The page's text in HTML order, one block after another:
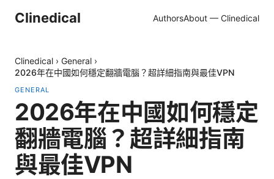
Clinedical AuthorsAbout — Clinedical
Clinedical › General ›
2026年在中國如何穩定翻牆電腦？超詳細指南與最佳VPN
GENERAL
2026年在中國如何穩定
翻牆電腦？超詳細指南
與最佳VPN